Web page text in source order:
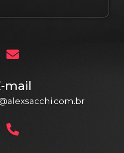
mail